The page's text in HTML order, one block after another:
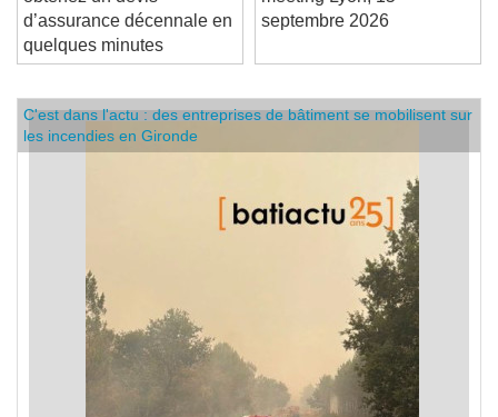
obtenez un devis
d’assurance décennale en
quelques minutes
meeting Lyon, 15
C'est dans l'actu : des entreprises de bâtiment se mobilisent sur
les incendies en Gironde